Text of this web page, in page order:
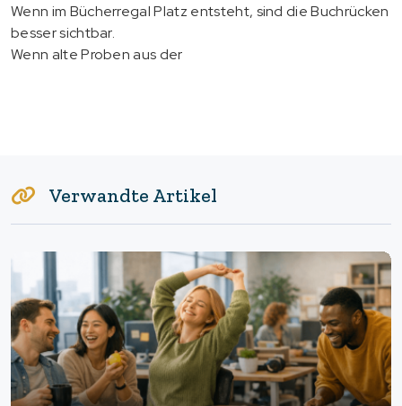
Wenn im Bücherregal Platz entsteht, sind die Buchrücken
besser sichtbar.
Wenn alte Proben aus der
Verwandte Artikel